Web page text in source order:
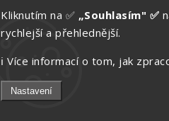
Kliknutím na ✅ „Souhlasím" ✅
rychlejší a přehlednější.
ℹ️ Více informací o tom, jak
Nastavení